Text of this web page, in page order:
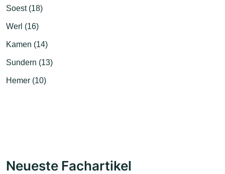
Soest (18)
Werl (16)
Kamen (14)
Sundern (13)
Hemer (10)
Neueste Fachartikel